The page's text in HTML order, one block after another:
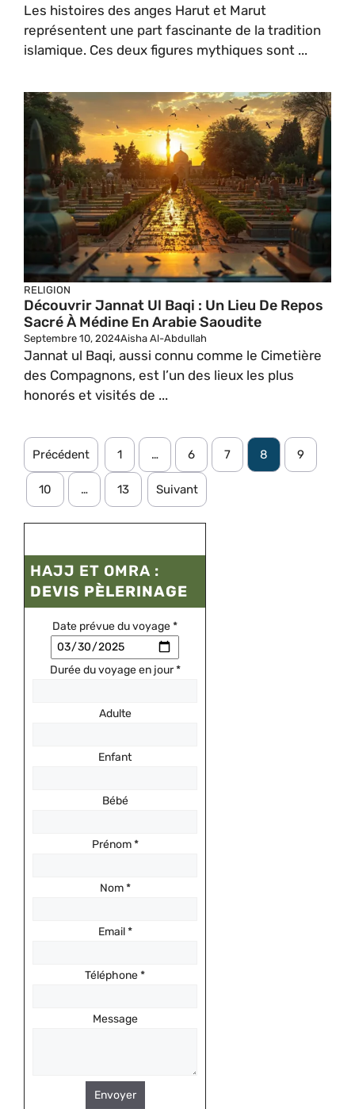
Les histoires des anges Harut et Marut
représentent une part fascinante de la tradition
islamique. Ces deux figures mythiques sont ...
RELIGION
Découvrir Jannat Ul Baqi : Un Lieu De Repos
Sacré À Médine En Arabie Saoudite
Septembre 10, 2024Aisha Al-Abdullah
Jannat ul Baqi, aussi connu comme le Cimetière
des Compagnons, est l’un des lieux les plus
honorés et visités de ...
Précédent 1 … 6 7 8 9
10 … 13 Suivant
HAJJ ET OMRA :
DEVIS PÈLERINAGE
Date prévue du voyage*
Durée du voyage en jour*
Adulte
Enfant
Bébé
Prénom*
Nom*
Email*
Téléphone*
Message
Envoyer